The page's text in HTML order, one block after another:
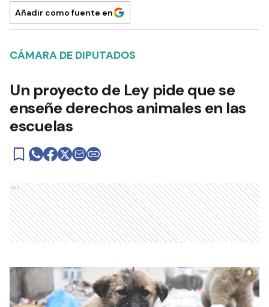
Añadir como fuente en
CÁMARA DE DIPUTADOS
Un proyecto de Ley pide que se
enseñe derechos animales en las
escuelas
Ads